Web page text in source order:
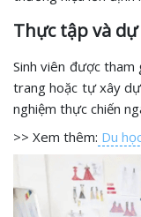
Thực tập và
Sinh viên được
trang hoặc tự xây
nghiệm thực chiến
>> Xem thêm: Du